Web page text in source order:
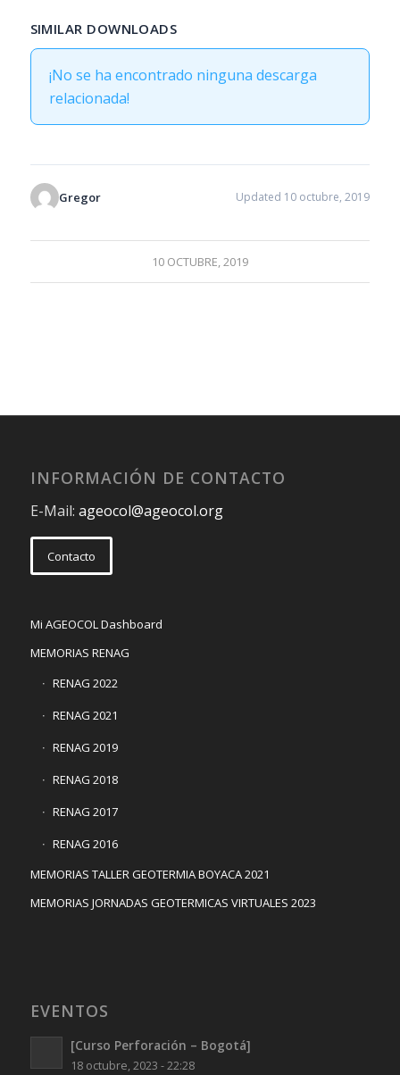
SIMILAR DOWNLOADS
¡No se ha encontrado ninguna descarga
relacionada!
Gregor Updated 10 octubre, 2019
10 OCTUBRE, 2019
INFORMACIÓN DE CONTACTO
E-Mail: ageocol@ageocol.org
Contacto
Mi AGEOCOL Dashboard
MEMORIAS RENAG
RENAG 2022
RENAG 2021
RENAG 2019
RENAG 2018
RENAG 2017
RENAG 2016
MEMORIAS TALLER GEOTERMIA BOYACA 2021
MEMORIAS JORNADAS GEOTERMICAS VIRTUALES 2023
EVENTOS
[Curso Perforación – Bogotá]
18 octubre, 2023 - 22:28